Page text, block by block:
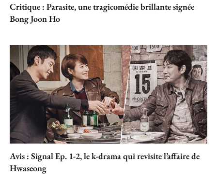
Critique : Parasite, une tragicomédie brillante signée
Bong Joon Ho
Avis : Signal Ep. 1-2, le k-drama qui revisite l’affaire de
Hwaseong